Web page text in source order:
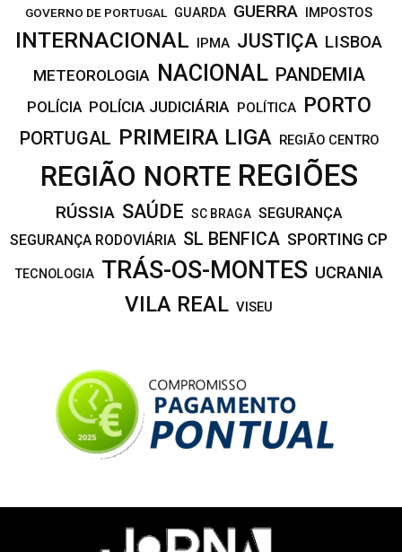
GOVERNO DE PORTUGAL GUARDA GUERRA IMPOSTOS
INTERNACIONAL IPMA JUSTIÇA LISBOA
METEOROLOGIA NACIONAL PANDEMIA
POLÍCIA POLÍCIA JUDICIÁRIA POLÍTICA PORTO
PORTUGAL PRIMEIRA LIGA REGIÃO CENTRO
REGIÃO NORTE REGIÕES
RÚSSIA SAÚDE SC BRAGA SEGURANÇA
SEGURANÇA RODOVIÁRIA SL BENFICA SPORTING CP
TECNOLOGIA TRÁS-OS-MONTES UCRANIA
VILA REAL VISEU